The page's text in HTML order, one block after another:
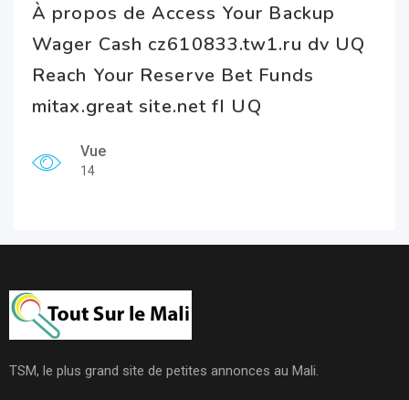
À propos de Access Your Backup
Wager Cash cz610833.tw1.ru dv UQ
Reach Your Reserve Bet Funds
mitax.great site.net fI UQ
Vue
14
TSM, le plus grand site de petites annonces au Mali.